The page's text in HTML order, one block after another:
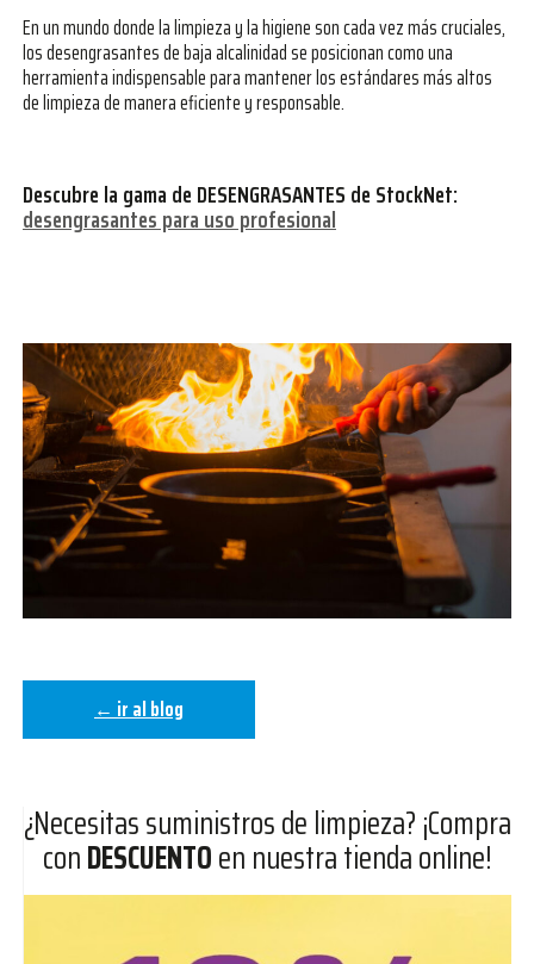
En un mundo donde la limpieza y la higiene son cada vez más cruciales,
los desengrasantes de baja alcalinidad se posicionan como una
herramienta indispensable para mantener los estándares más altos
de limpieza de manera eficiente y responsable.
Descubre la gama de DESENGRASANTES de StockNet:
desengrasantes para uso profesional
← ir al blog
¿Necesitas suministros de limpieza? ¡Compra
conDESCUENTOen nuestra tienda online!